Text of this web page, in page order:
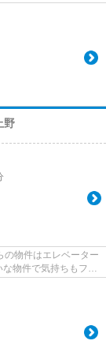
野
の物件はエレベーター
物件で気持ちもフレ